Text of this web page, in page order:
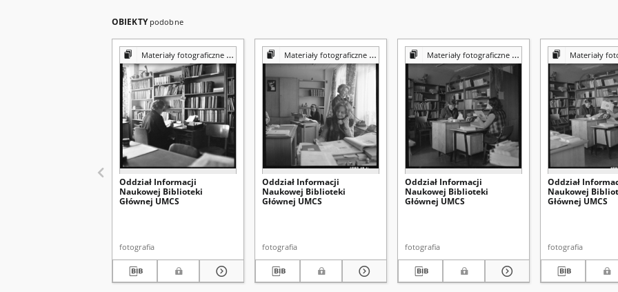
OBIEKTY podobne
Materiały fotograficzne z Pracowni Reprografii Biblioteki UMCS
Oddział Informacji
Naukowej Biblioteki
Głównej UMCS
fotografia
Materiały fotograficzne z Pracowni Reprografii Biblioteki UMCS
Oddział Informacji
Naukowej Biblioteki
Głównej UMCS
fotografia
Materiały fotograficzne z Pracowni Reprografii Biblioteki UMCS
Oddział Informacji
Naukowej Biblioteki
Głównej UMCS
fotografia
Materiały fotograficzne z Pracowni
Oddział
Naukowej
Głównej UMCS
fotografia